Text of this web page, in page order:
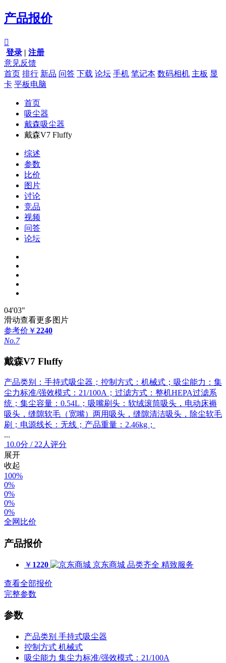
产品报价

登录 | 注册
意见反馈
首页 排行 新品 问答 下载 论坛 手机 笔记本 数码相机 主板 显
卡 平板电脑
首页
吸尘器
戴森吸尘器
戴森V7 Fluffy
综述
参数
比价
图片
讨论
竞品
视频
问答
论坛
04'03"
滑动查看更多图片
参考价 ￥2240
No.7
戴森V7 Fluffy
产品类别：手持式吸尘器；控制方式：机械式；吸尘能力：集
尘力标准/强效模式：21/100A；过滤方式：整机HEPA过滤系
统；集尘容量：0.54L；吸嘴刷头：软绒滚筒吸头，电动床褥
吸头，缝隙软毛（宽嘴）两用吸头，缝隙清洁吸头，除尘软毛
刷；电源线长：无线；产品重量：2.46kg；
...
10.0分 / 22人评分
展开
收起
100%
0%
0%
0%
0%
全网比价
产品报价
￥ 1220 京东商城 品类齐全 精致服务
查看全部报价
完整参数
参数
产品类别 手持式吸尘器
控制方式 机械式
吸尘能力 集尘力标准/强效模式：21/100A